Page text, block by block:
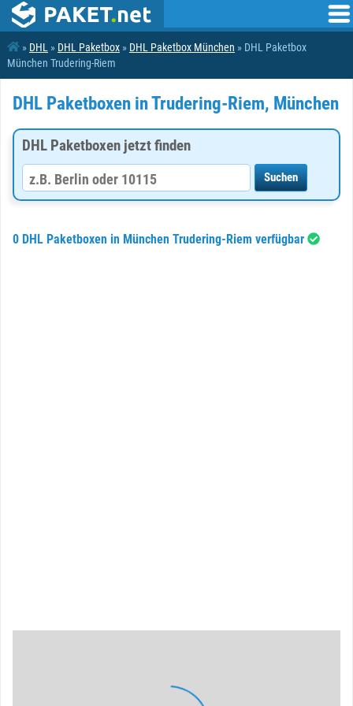
» DHL » DHL Paketbox » DHL Paketbox München » DHL Paketbox
München Trudering-Riem
DHL Paketboxen in Trudering-Riem, München
DHL Paketboxen jetzt finden
0 DHL Paketboxen in München Trudering-Riem verfügbar